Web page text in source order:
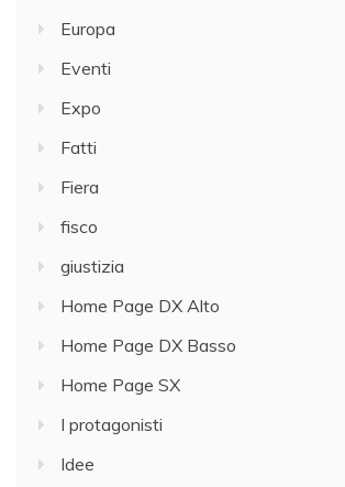
Europa
Eventi
Expo
Fatti
Fiera
fisco
giustizia
Home Page DX Alto
Home Page DX Basso
Home Page SX
I protagonisti
Idee